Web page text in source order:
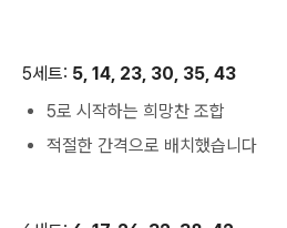
5세트: 5, 14, 23, 30, 35, 43
5로 시작하는 희망찬 조합
적절한 간격으로 배치했습니다